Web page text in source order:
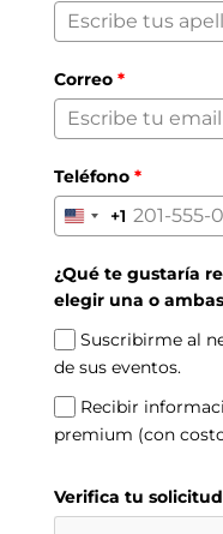
Correo *
Teléfono *
United
+1
+1
¿Qué te gustaría
elegir una o
Suscribirme al
de sus eventos.
Recibir
premium (con
Verifica tu